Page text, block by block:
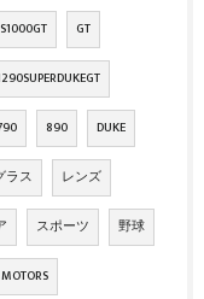
S1000GT GT
890 DUKE
ラス レンズ
スポーツ 野球